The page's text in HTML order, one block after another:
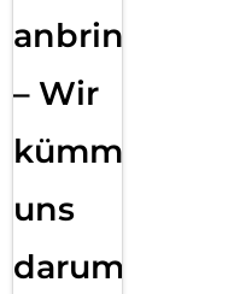
anbringen
– Wir
kümmern
uns
darum!